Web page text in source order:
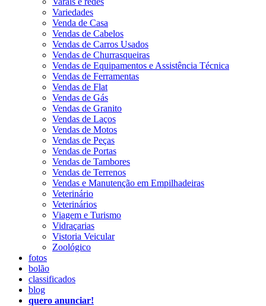
Variedades
Venda de Casa
Vendas de Cabelos
Vendas de Carros Usados
Vendas de Churrasqueiras
Vendas de Equipamentos e Assistência Técnica
Vendas de Ferramentas
Vendas de Flat
Vendas de Gás
Vendas de Granito
Vendas de Laços
Vendas de Motos
Vendas de Peças
Vendas de Portas
Vendas de Tambores
Vendas de Terrenos
Vendas e Manutenção em Empilhadeiras
Veterinário
Veterinários
Viagem e Turismo
Vidraçarias
Vistoria Veicular
Zoológico
fotos
bolão
classificados
blog
quero anunciar!